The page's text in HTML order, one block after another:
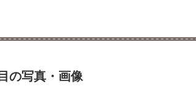
の写真・画像